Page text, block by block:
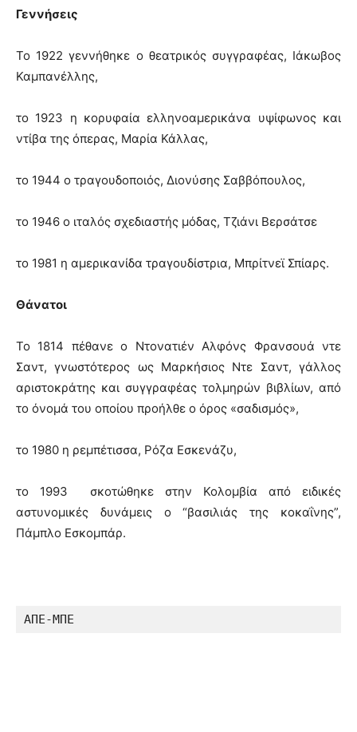
Γεννήσεις
Το 1922 γεννήθηκε ο θεατρικός συγγραφέας, Ιάκωβος
Καμπανέλλης,
το 1923 η κορυφαία ελληνοαμερικάνα υψίφωνος και
ντίβα της όπερας, Μαρία Κάλλας,
το 1944 ο τραγουδοποιός, Διονύσης Σαββόπουλος,
το 1946 ο ιταλός σχεδιαστής μόδας, Τζιάνι Βερσάτσε
το 1981 η αμερικανίδα τραγουδίστρια, Μπρίτνεϊ Σπίαρς.
Θάνατοι
Το 1814 πέθανε ο Ντονατιέν Αλφόνς Φρανσουά ντε
Σαντ, γνωστότερος ως Μαρκήσιος Ντε Σαντ, γάλλος
αριστοκράτης και συγγραφέας τολμηρών βιβλίων, από
το όνομά του οποίου προήλθε ο όρος «σαδισμός»,
το 1980 η ρεμπέτισσα, Ρόζα Εσκενάζυ,
το 1993 σκοτώθηκε στην Κολομβία από ειδικές
αστυνομικές δυνάμεις ο “βασιλιάς της κοκαΐνης”,
Πάμπλο Εσκομπάρ.
ΑΠΕ-ΜΠΕ